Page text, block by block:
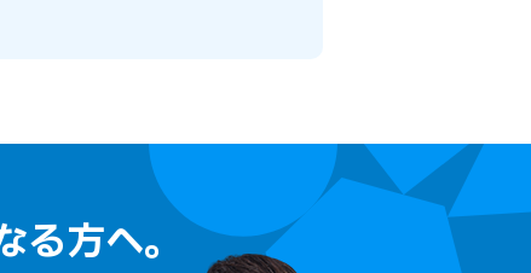
方へ。